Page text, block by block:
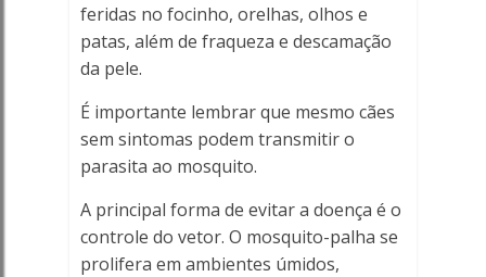
feridas no focinho, orelhas, olhos e
patas, além de fraqueza e descamação
da pele.
É importante lembrar que mesmo cães
sem sintomas podem transmitir o
parasita ao mosquito.
A principal forma de evitar a doença é o
controle do vetor. O mosquito-palha se
prolifera em ambientes úmidos,